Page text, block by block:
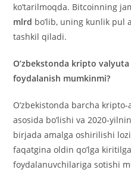
ko’tarilmoqda. Bitcoinning
mlrd bo’lib, uning kunlik pul
tashkil qiladi.
O’zbekstonda kripto
foydalanish mumkinmi?
O’zbekistonda barcha
asosida bo’lishi va 2020-
birjada amalga oshirilishi
faqatgina oldin qo’lga
foydalanuvchilariga sotishi